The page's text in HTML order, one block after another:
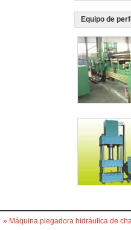
Equipo de
» Máquina plegadora hidráulica de